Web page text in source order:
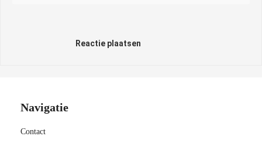
Reactie plaatsen
Navigatie
Contact